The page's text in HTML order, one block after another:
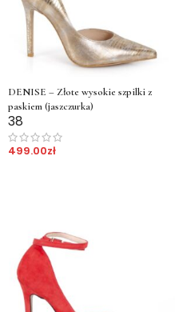
DENISE – Złote wysokie szpilki z
paskiem (jaszczurka)
38
499.00zł